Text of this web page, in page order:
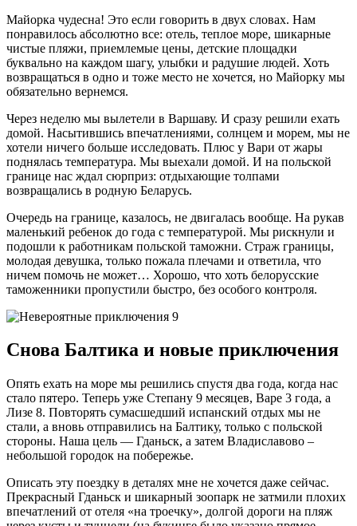
Майорка чудесна! Это если говорить в двух словах. Нам
понравилось абсолютно все: отель, теплое море, шикарные
чистые пляжи, приемлемые цены, детские площадки
буквально на каждом шагу, улыбки и радушие людей. Хоть
возвращаться в одно и тоже место не хочется, но Майорку мы
обязательно вернемся.
Через неделю мы вылетели в Варшаву. И сразу решили ехать
домой. Насытившись впечатлениями, солнцем и морем, мы не
хотели ничего больше исследовать. Плюс у Вари от жары
поднялась температура. Мы выехали домой. И на польской
границе нас ждал сюрприз: отдыхающие толпами
возвращались в родную Беларусь.
Очередь на границе, казалось, не двигалась вообще. На рукав
маленький ребенок до года с температурой. Мы рискнули и
подошли к работникам польской таможни. Страж границы,
молодая девушка, только пожала плечами и ответила, что
ничем помочь не может… Хорошо, что хоть белорусские
таможенники пропустили быстро, без особого контроля.
Снова Балтика и новые приключения
Опять ехать на море мы решились спустя два года, когда нас
стало пятеро. Теперь уже Степану 9 месяцев, Варе 3 года, а
Лизе 8. Повторять сумасшедший испанский отдых мы не
стали, а вновь отправились на Балтику, только с польской
стороны. Наша цель — Гданьск, а затем Владиславово –
небольшой городок на побережье.
Описать эту поездку в деталях мне не хочется даже сейчас.
Прекрасный Гданьск и шикарный зоопарк не затмили плохих
впечатлений от отеля «на троечку», долгой дороги на пляж